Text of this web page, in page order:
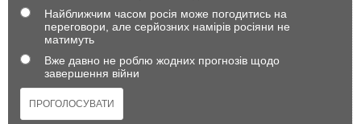
Найближчим часом росія може погодитись на
переговори, але серйозних намірів росіяни не
матимуть
Вже давно не роблю жодних прогнозів щодо
завершення війни